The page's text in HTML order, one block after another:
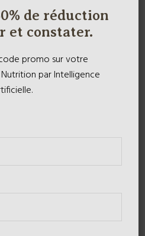
de réduction
et constater.
promo sur votre
par Intelligence